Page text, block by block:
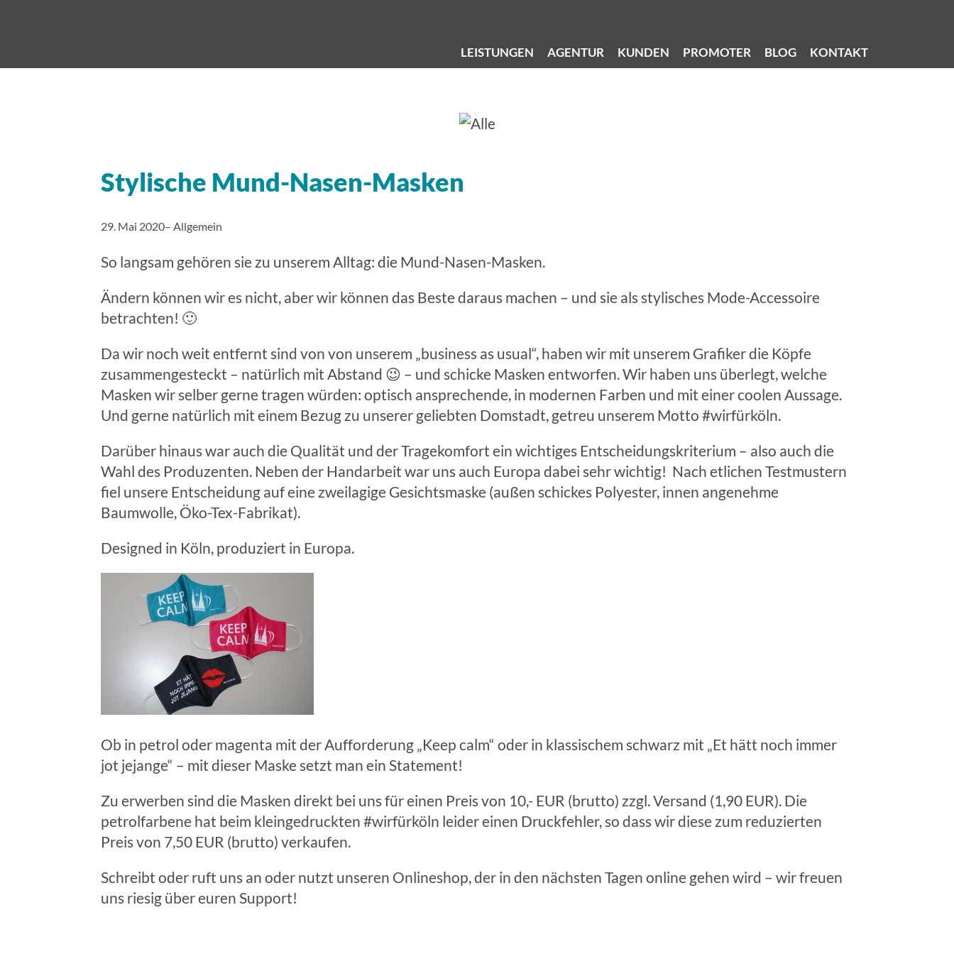
LEISTUNGEN AGENTUR KUNDEN PROMOTER BLOG KONTAKT
Stylische Mund-Nasen-Masken
29. Mai 2020– Allgemein
So langsam gehören sie zu unserem Alltag: die Mund-Nasen-Masken.
Ändern können wir es nicht, aber wir können das Beste daraus machen – und sie als stylisches Mode-Accessoire
betrachten! 🙂
Da wir noch weit entfernt sind von von unserem „business as usual“, haben wir mit unserem Grafiker die Köpfe
zusammengesteckt – natürlich mit Abstand 😉 – und schicke Masken entworfen. Wir haben uns überlegt, welche
Masken wir selber gerne tragen würden: optisch ansprechende, in modernen Farben und mit einer coolen Aussage.
Und gerne natürlich mit einem Bezug zu unserer geliebten Domstadt, getreu unserem Motto #wirfürköln.
Darüber hinaus war auch die Qualität und der Tragekomfort ein wichtiges Entscheidungskriterium – also auch die
Wahl des Produzenten. Neben der Handarbeit war uns auch Europa dabei sehr wichtig! Nach etlichen Testmustern
fiel unsere Entscheidung auf eine zweilagige Gesichtsmaske (außen schickes Polyester, innen angenehme
Baumwolle, Öko-Tex-Fabrikat).
Designed in Köln, produziert in Europa.
Ob in petrol oder magenta mit der Aufforderung „Keep calm“ oder in klassischem schwarz mit „Et hätt noch immer
jot jejange“ – mit dieser Maske setzt man ein Statement!
Zu erwerben sind die Masken direkt bei uns für einen Preis von 10,- EUR (brutto) zzgl. Versand (1,90 EUR). Die
petrolfarbene hat beim kleingedruckten #wirfürköln leider einen Druckfehler, so dass wir diese zum reduzierten
Preis von 7,50 EUR (brutto) verkaufen.
Schreibt oder ruft uns an oder nutzt unseren Onlineshop, der in den nächsten Tagen online gehen wird – wir freuen
uns riesig über euren Support!